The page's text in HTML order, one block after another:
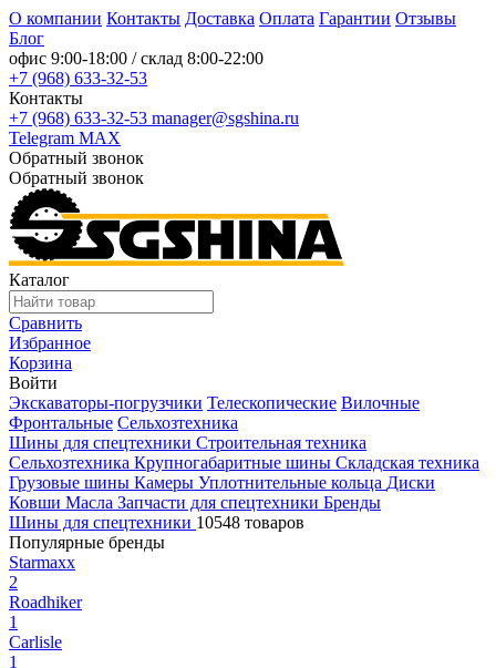
О компании Контакты Доставка Оплата Гарантии Отзывы
Блог
офис 9:00-18:00 / склад 8:00-22:00
+7 (968) 633-32-53
Контакты
+7 (968) 633-32-53 manager@sgshina.ru
Telegram MAX
Обратный звонок
Обратный звонок
Каталог
Сравнить
Избранное
Корзина
Войти
Экскаваторы-погрузчики Телескопические Вилочные
Фронтальные Сельхозтехника
Шины для спецтехники Строительная техника
Сельхозтехника Крупногабаритные шины Складская техника
Грузовые шины Камеры Уплотнительные кольца Диски
Ковши Масла Запчасти для спецтехники Бренды
Шины для спецтехники 10548 товаров
Популярные бренды
Starmaxx
2
Roadhiker
1
Carlisle
1